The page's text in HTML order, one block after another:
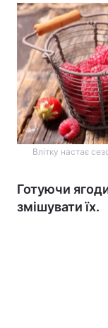
Влітку настає
Готуючи
змішувати їх.